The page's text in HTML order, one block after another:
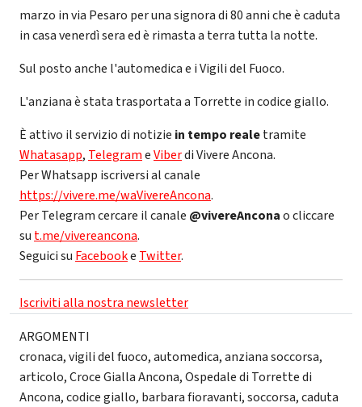
marzo in via Pesaro per una signora di 80 anni che è caduta
in casa venerdì sera ed è rimasta a terra tutta la notte.
Sul posto anche l'automedica e i Vigili del Fuoco.
L'anziana è stata trasportata a Torrette in codice giallo.
È attivo il servizio di notizie in tempo realetramite
Whatasapp, TelegrameViberdi Vivere Ancona.
Per Whatsapp iscriversi al canale
https://vivere.me/waVivereAncona.
Per Telegram cercare il canale @vivereAnconao cliccare
su t.me/vivereancona.
Seguici su Facebooke Twitter.
Iscriviti alla nostra newsletter
ARGOMENTI
cronaca,vigili del fuoco,automedica,anziana soccorsa,
articolo,Croce Gialla Ancona,Ospedale di Torrette di
Ancona,codice giallo, barbara fioravanti,soccorsa,caduta